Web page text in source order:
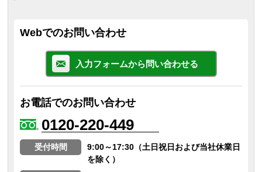
Webでのお問い合わせ
入力フォームから問い合わせる
お電話でのお問い合わせ
0120-220-449
受付時間
9:00～17:30（土日祝日および当社休業日
を除く）